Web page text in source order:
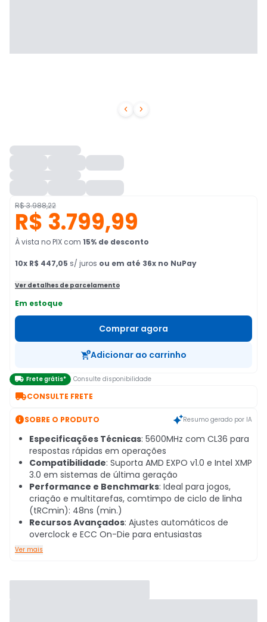
 
R$ 3.988,22
R$ 3.799,99
À vista no PIX com 15% de desconto
10x R$ 447,05 s/ juros ou em até 36x no NuPay
Ver detalhes de parcelamento
Em estoque
Comprar agora
Adicionar ao carrinho
 Frete grátis* Consulte disponibilidade
CONSULTE FRETE
SOBRE O PRODUTO Resumo gerado por IA
Especificações Técnicas: 5600MHz com CL36 para
respostas rápidas em operações
Compatibilidade: Suporta AMD EXPO v1.0 e Intel XMP
3.0 em sistemas de última geração
Performance e Benchmarks: Ideal para jogos,
criação e multitarefas, comtimpo de ciclo de linha
(tRCmin): 48ns (min.)
Recursos Avançados: Ajustes automáticos de
overclock e ECC On-Die para entusiastas
Ver mais